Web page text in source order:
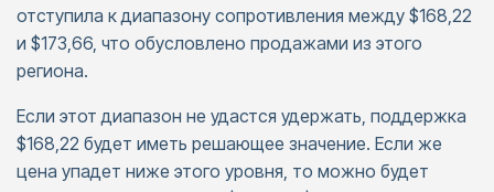
отступила к диапазону сопротивления между $168,22
и $173,66, что обусловлено продажами из этого
региона.
Если этот диапазон не удастся удержать, поддержка
$168,22 будет иметь решающее значение. Если же
цена упадет ниже этого уровня, то можно будет